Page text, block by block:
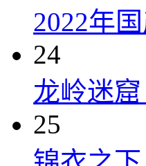
2022年
24
龙岭迷窟
25